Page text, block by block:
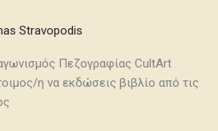
Stravopodis
Πεζογραφίας CultArt
η να εκδώσεις βιβλίο από τις